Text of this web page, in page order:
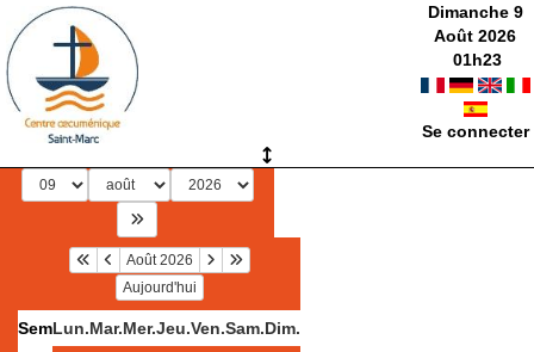
Dimanche 9
Août 2026
01h23
Se connecter
Août 2026
Aujourd'hui
SemLun.Mar.Mer.Jeu.Ven.Sam.Dim.